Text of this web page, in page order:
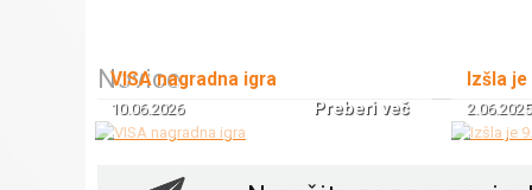
Novice
VISA nagradna igra
10.06.2026 Preberi več
Izšla
2.06.2025